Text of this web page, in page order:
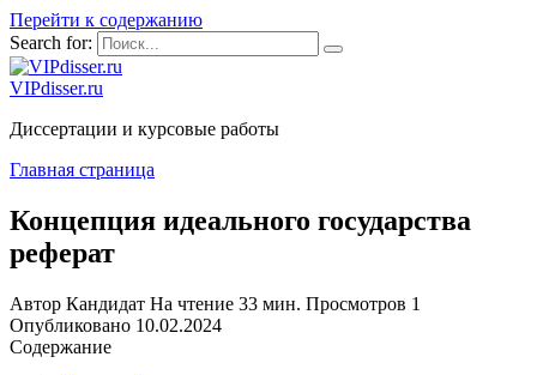
Перейти к содержанию
Search for:
VIPdisser.ru
Диссертации и курсовые работы
Главная страница
Концепция идеального государства
реферат
Автор Кандидат На чтение 33 мин. Просмотров 1
Опубликовано 10.02.2024
Содержание